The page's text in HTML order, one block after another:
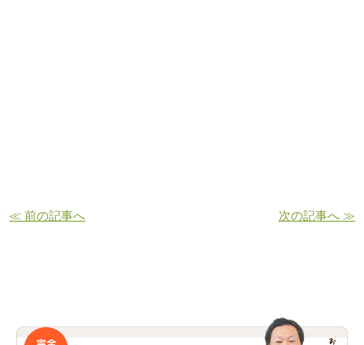
≪ 前の記事へ 次の記事へ ≫